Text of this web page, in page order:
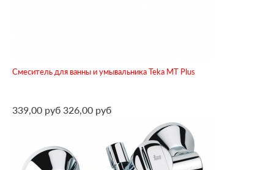
Смеситель для ванны и умывальника Teka MT Plus
339,00 руб 326,00 руб